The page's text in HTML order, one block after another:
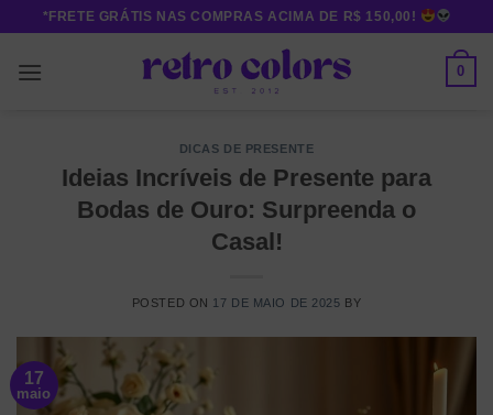
content
*FRETE GRÁTIS NAS COMPRAS ACIMA DE R$ 150,00!
0
DICAS DE PRESENTE
Ideias Incríveis de Presente para
Bodas de Ouro: Surpreenda o
Casal!
POSTED ON 17 DE MAIO DE 2025 BY
17
maio